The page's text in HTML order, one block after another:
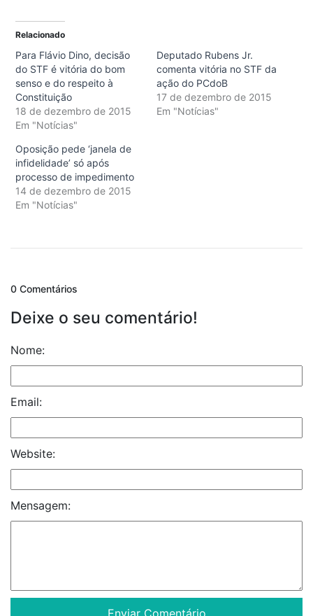
Relacionado
Para Flávio Dino, decisão
do STF é vitória do bom
senso e do respeito à
Constituição
18 de dezembro de 2015
Em "Notícias"
Deputado Rubens Jr.
comenta vitória no STF da
ação do PCdoB
17 de dezembro de 2015
Em "Notícias"
Oposição pede ‘janela de
infidelidade’ só após
processo de impedimento
14 de dezembro de 2015
Em "Notícias"
0 Comentários
Deixe o seu comentário!
Nome:
Email:
Website:
Mensagem: